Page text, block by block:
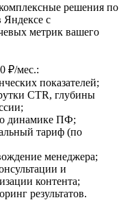
решения по
Яндексе с
метрик вашего
₽/мес.:
показателей;
CTR, глубины
динамике ПФ;
тариф (по
менеджера;
и
контента;
результатов.